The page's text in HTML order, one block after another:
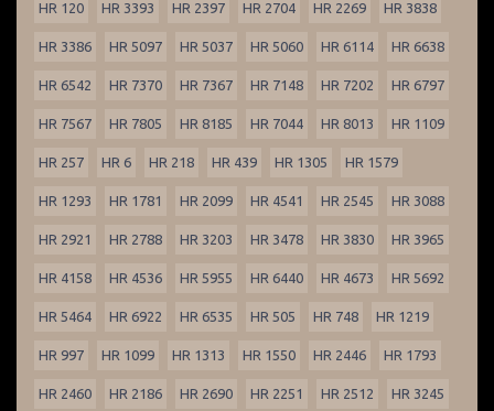
HR 120 HR 3393 HR 2397 HR 2704 HR 2269 HR 3838
HR 3386 HR 5097 HR 5037 HR 5060 HR 6114 HR 6638
HR 6542 HR 7370 HR 7367 HR 7148 HR 7202 HR 6797
HR 7567 HR 7805 HR 8185 HR 7044 HR 8013 HR 1109
HR 257 HR 6 HR 218 HR 439 HR 1305 HR 1579
HR 1293 HR 1781 HR 2099 HR 4541 HR 2545 HR 3088
HR 2921 HR 2788 HR 3203 HR 3478 HR 3830 HR 3965
HR 4158 HR 4536 HR 5955 HR 6440 HR 4673 HR 5692
HR 5464 HR 6922 HR 6535 HR 505 HR 748 HR 1219
HR 997 HR 1099 HR 1313 HR 1550 HR 2446 HR 1793
HR 2460 HR 2186 HR 2690 HR 2251 HR 2512 HR 3245